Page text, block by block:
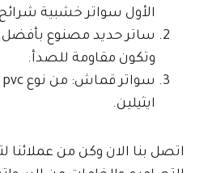
الأول سواتر خشبية
ساتر حديد مصنوع بأفضل
وتكون مقاومة للصدأ.
ايثيلين.
اتصل بنا الان وكن من